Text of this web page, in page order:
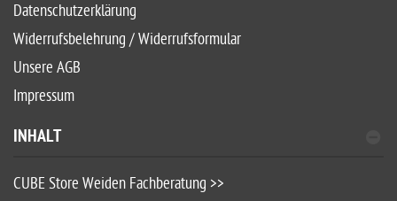
Datenschutzerklärung
Widerrufsbelehrung / Widerrufsformular
Unsere AGB
Impressum
INHALT
CUBE Store Weiden Fachberatung >>